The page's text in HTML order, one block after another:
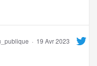
· 19 Avr 2023